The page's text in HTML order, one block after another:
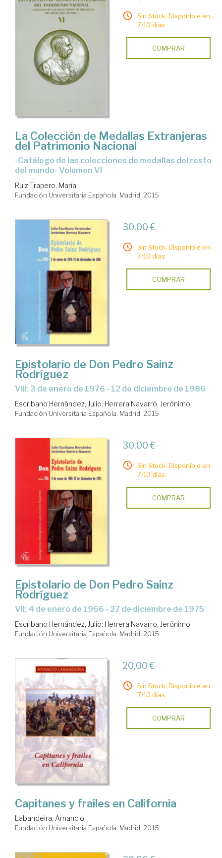
Sin Stock. Disponible en
7/10 días.
COMPRAR
La Colección de Medallas Extranjeras
del Patrimonio Nacional
-Catálogo de las colecciones de medallas del resto
del mundo- Volumen VI
Ruiz Trapero, María
Fundación Universitaria Española. Madrid, 2015
30,00 €
Sin Stock. Disponible en
7/10 días.
COMPRAR
Epistolario de Don Pedro Sainz
Rodríguez
VIII: 3 de enero de 1976 - 12 de diciembre de 1986
Escribano Hernández, Julio; Herrera Navarro, Jerónimo
Fundación Universitaria Española. Madrid, 2015
30,00 €
Sin Stock. Disponible en
7/10 días.
COMPRAR
Epistolario de Don Pedro Sainz
Rodríguez
VII: 4 de enero de 1966 - 27 de diciembre de 1975
Escribano Hernández, Julio; Herrera Navarro, Jerónimo
Fundación Universitaria Española. Madrid, 2015
20,00 €
Sin Stock. Disponible en
7/10 días.
COMPRAR
Capitanes y frailes en California
Labandeira, Amancio
Fundación Universitaria Española. Madrid, 2015